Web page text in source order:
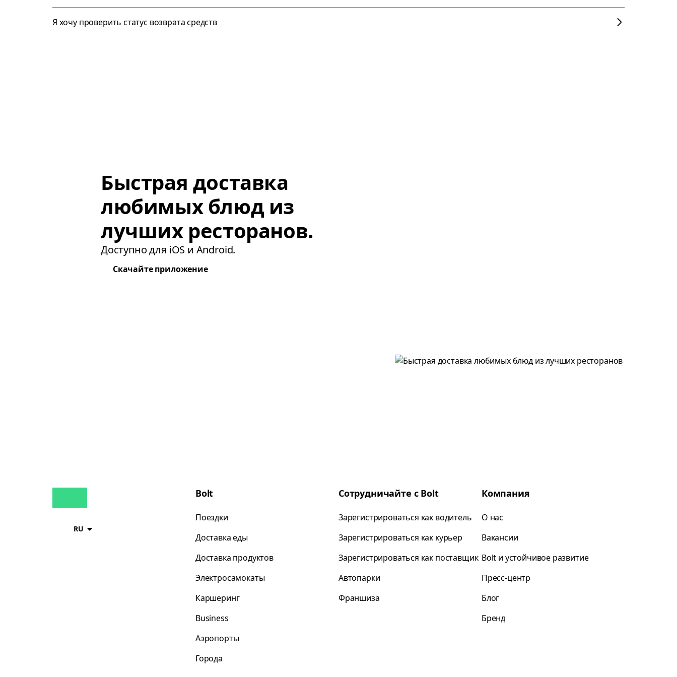
Я хочу проверить статус возврата средств
Быстрая доставка
любимых блюд из
лучших ресторанов.
Доступно для iOS и Android.
Скачайте приложение
RU
Bolt
Поездки
Доставка еды
Доставка продуктов
Электросамокаты
Каршеринг
Business
Аэропорты
Города
Сотрудничайте с Bolt
Зарегистрироваться как водитель
Зарегистрироваться как курьер
Зарегистрироваться как поставщик
Автопарки
Франшиза
Компания
О нас
Вакансии
Bolt и устойчивое развитие
Пресс-центр
Блог
Бренд